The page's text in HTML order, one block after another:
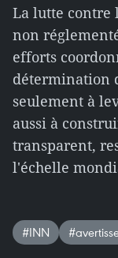
La lutte contre
non
efforts
détermination
seulement à
aussi à
transparent,
l'échelle
#INN